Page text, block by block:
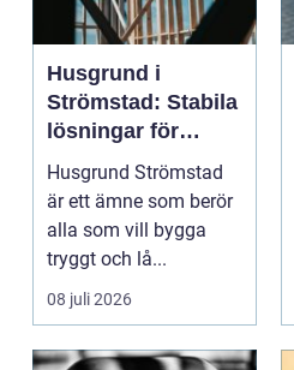
Husgrund i
Strömstad: Stabila
lösningar för
boende vid kusten
Husgrund Strömstad
är ett ämne som berör
alla som vill bygga
tryggt och lå...
08 juli 2026